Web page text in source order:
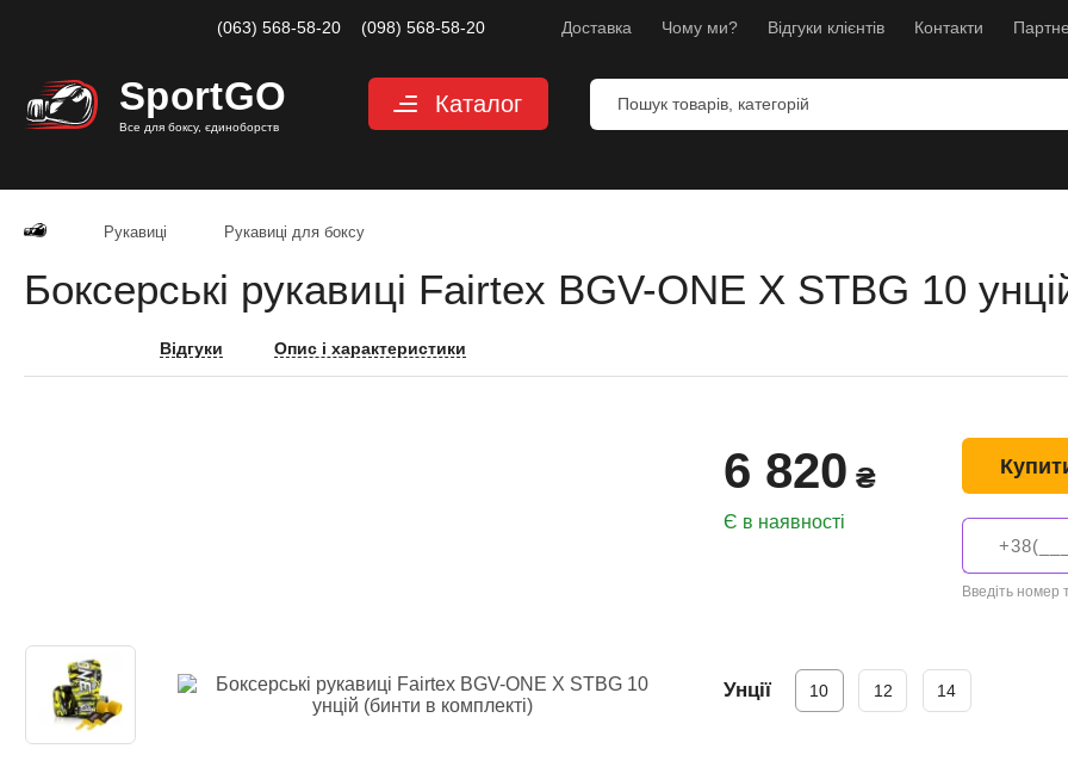
(063) 568-58-20 (098) 568-58-20 Доставка Чому ми? Відгуки клієнтів Контакти
SportGO
Все для боксу, єдиноборств
Каталог
Боксерські бинти
Мішки, груші, манекени
Вільна боротьба
Рукавиці Рукавиці для боксу
Боксерські рукавиці Fairtex BGV-ONE X STBG 10
Відгуки Опис і характеристики
6 820 ₴
Є в наявності
Введіть
Унції 10 12 14